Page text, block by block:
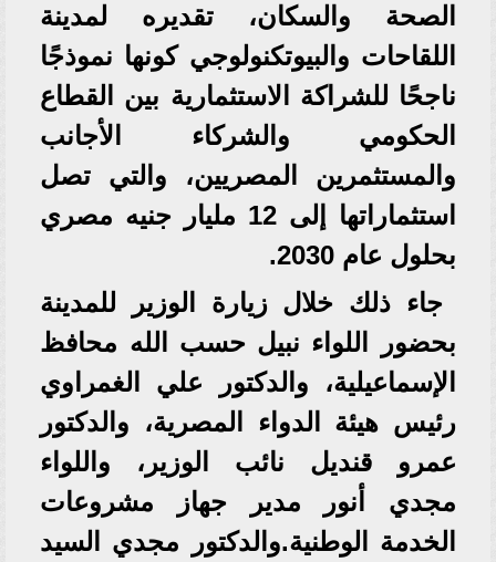
الصحة والسكان، تقديره لمدينة
اللقاحات والبيوتكنولوجي كونها نموذجًا
ناجحًا للشراكة الاستثمارية بين القطاع
الحكومي والشركاء الأجانب
والمستثمرين المصريين، والتي تصل
استثماراتها إلى 12 مليار جنيه مصري
بحلول عام 2030.
جاء ذلك خلال زيارة الوزير للمدينة
بحضور اللواء نبيل حسب الله محافظ
الإسماعيلية، والدكتور علي الغمراوي
رئيس هيئة الدواء المصرية، والدكتور
عمرو قنديل نائب الوزير، واللواء
مجدي أنور مدير جهاز مشروعات
الخدمة الوطنية.والدكتور مجدي السيد